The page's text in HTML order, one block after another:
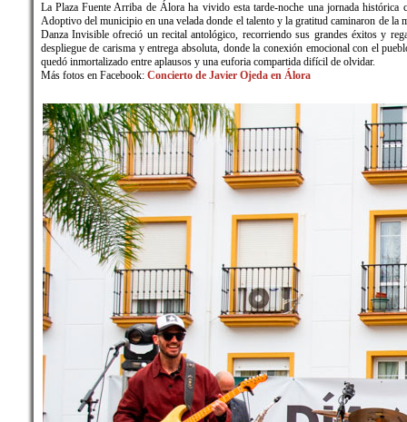
La Plaza Fuente Arriba de Álora ha vivido esta tarde-noche una jornada
Adoptivo del municipio en una velada donde el talento y la gratitud caminaron de
Danza Invisible ofreció un recital antológico, recorriendo sus grandes éxitos y
despliegue de carisma y entrega absoluta, donde la conexión emocional con el
quedó inmortalizado entre aplausos y una euforia compartida difícil de olvidar.
Más fotos en Facebook: Concierto de Javier Ojeda en Álora